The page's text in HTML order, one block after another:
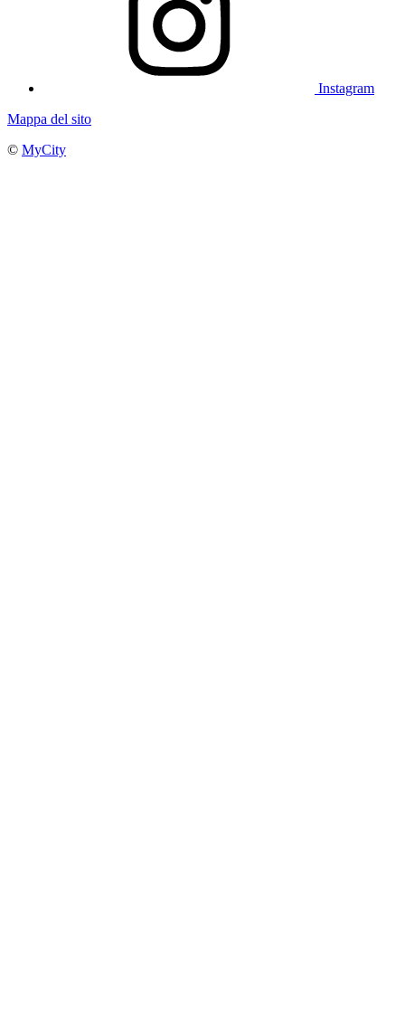
Instagram
Mappa del sito
© MyCity